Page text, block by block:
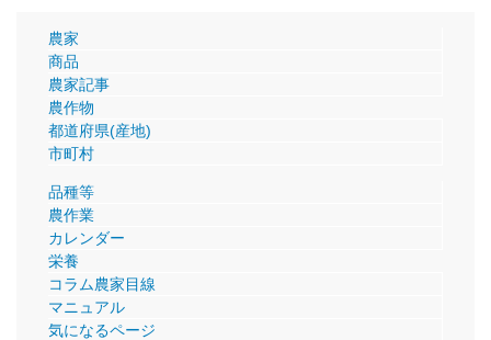
農家
商品
農家記事
農作物
都道府県(産地)
市町村
品種等
農作業
カレンダー
栄養
コラム農家目線
マニュアル
気になるページ